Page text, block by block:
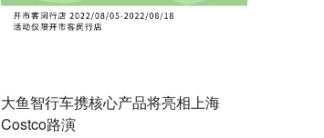
大鱼智行车携核心产品将亮相上海
Costco路演